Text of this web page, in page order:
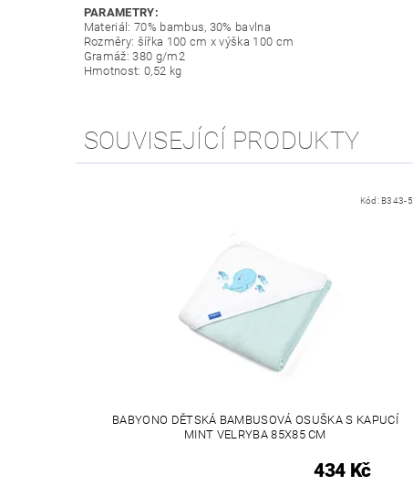
PARAMETRY:
Materiál: 70% bambus, 30% bavlna
Rozměry: šířka 100 cm x výška 100 cm
Gramáž: 380 g/m2
Hmotnost: 0,52 kg
SOUVISEJÍCÍ PRODUKTY
Kód: B343-5
BABYONO DĚTSKÁ BAMBUSOVÁ OSUŠKA S KAPUCÍ
MINT VELRYBA 85X85 CM
434 Kč